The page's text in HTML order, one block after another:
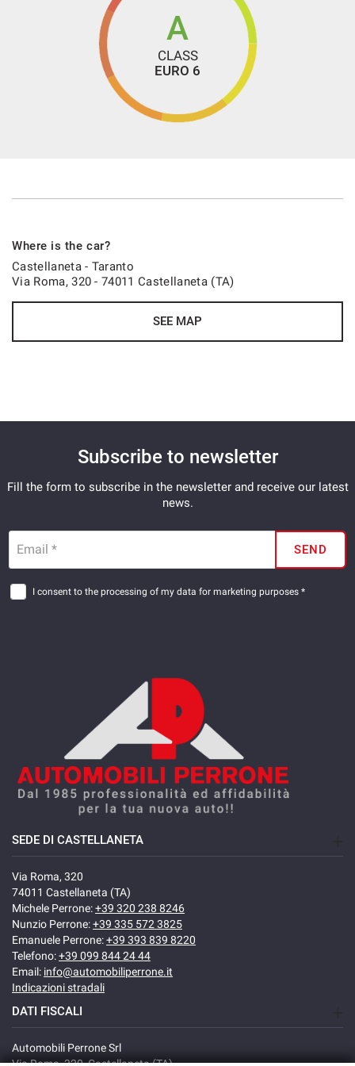
e per garantirvi la sicurezza di fare un ottimo acquisto.
Sarete i benvenuti!!
- We speak English
- Wir sprechen Deutsch
A
CLASS
EURO 6
Where is the car?
Castellaneta - Taranto
Via Roma, 320 - 74011 Castellaneta (TA)
SEE MAP
Subscribe to newsletter
Fill the form to subscribe in the newsletter and receive our latest
news.
Email * SEND
I consent to the processing of my data for marketing purposes *
SEDE DI CASTELLANETA
Via Roma, 320
74011 Castellaneta (TA)
Michele Perrone:+39 320 238 8246
Nunzio Perrone:+39 335 572 3825
Emanuele Perrone:+39 393 839 8220
Telefono:+39 099 844 24 44
Email: info@automobiliperrone.it
Indicazioni stradali
DATI FISCALI
Automobili Perrone Srl